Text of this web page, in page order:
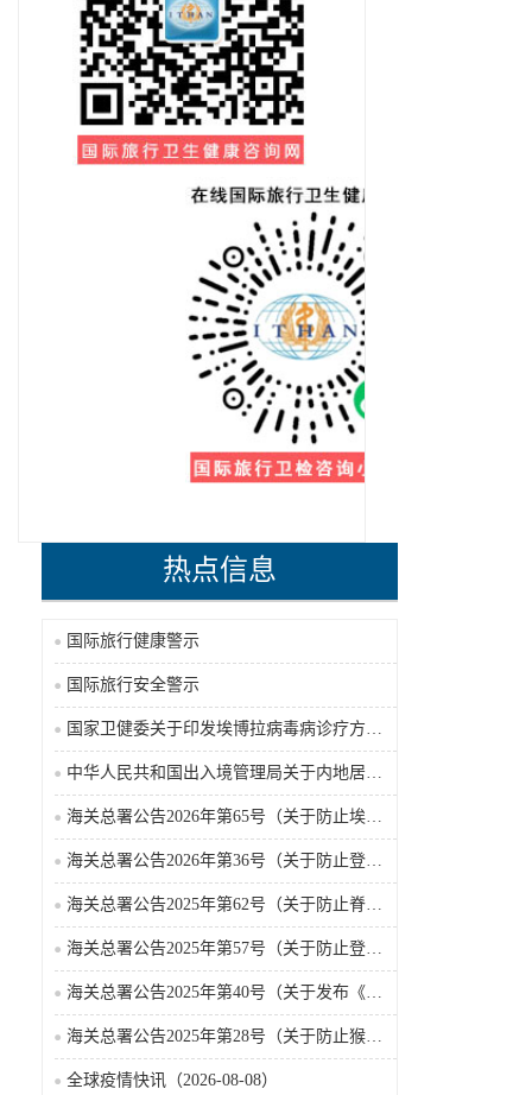
热点信息
国际旅行健康警示
国际旅行安全警示
全球疫情快讯（2026-08-08）